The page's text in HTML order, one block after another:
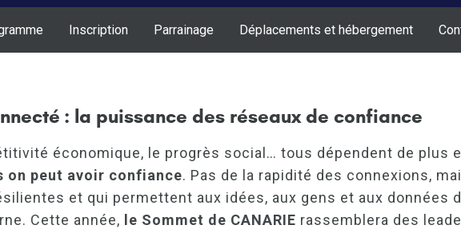
Inscription Parrainage Déplacements et hébergement
: la puissance des réseaux de confiance
économique, le progrès social… tous dépendent de plus
on peut avoir confiance. Pas de la rapidité des connexions,
et qui permettent aux idées, aux gens et aux données
Cette année, le Sommet de CANARIE rassemblera des